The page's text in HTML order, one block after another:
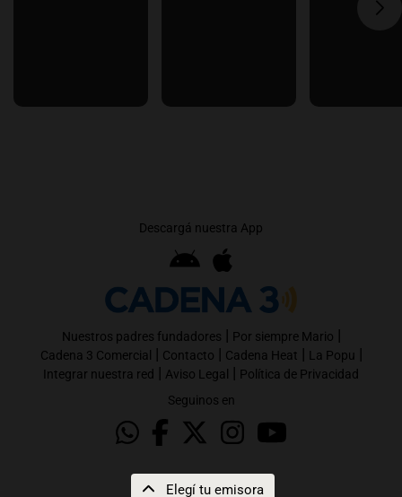
Elegí tu emisora
Descargá nuestra App
Nuestros padres fundadores | Por siempre Mario |
Cadena 3 Comercial | Contacto | Cadena Heat | La Popu |
Integrar nuestra red | Aviso Legal | Política de Privacidad
Seguinos en